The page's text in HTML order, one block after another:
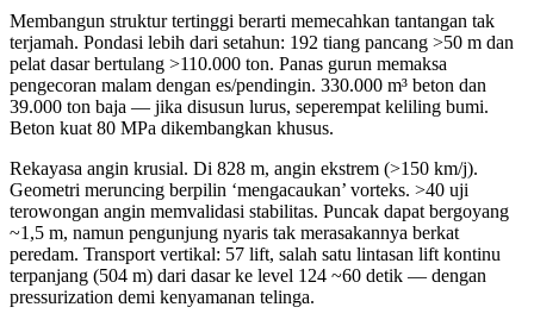
Membangun struktur tertinggi berarti memecahkan tantangan tak
terjamah. Pondasi lebih dari setahun: 192 tiang pancang >50 m dan
pelat dasar bertulang >110.000 ton. Panas gurun memaksa
pengecoran malam dengan es/pendingin. 330.000 m³ beton dan
39.000 ton baja — jika disusun lurus, seperempat keliling bumi.
Beton kuat 80 MPa dikembangkan khusus.
Rekayasa angin krusial. Di 828 m, angin ekstrem (>150 km/j).
Geometri meruncing berpilin ‘mengacaukan’ vorteks. >40 uji
terowongan angin memvalidasi stabilitas. Puncak dapat bergoyang
~1,5 m, namun pengunjung nyaris tak merasakannya berkat
peredam. Transport vertikal: 57 lift, salah satu lintasan lift kontinu
terpanjang (504 m) dari dasar ke level 124 ~60 detik — dengan
pressurization demi kenyamanan telinga.